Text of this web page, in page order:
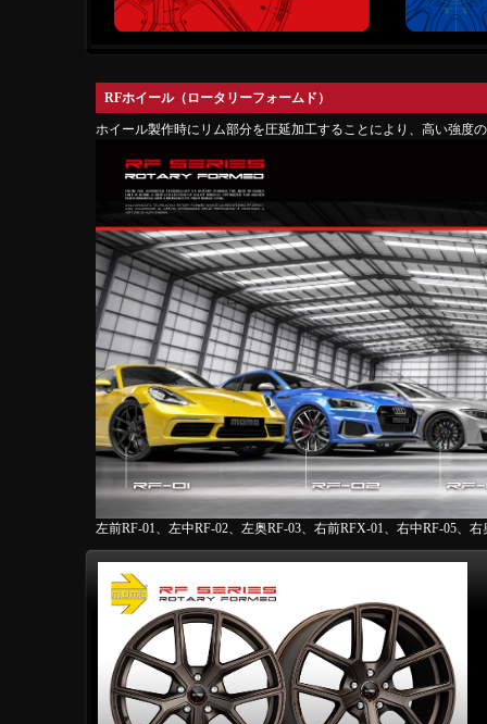
RFホイール（ロータリーフォームド）
ホイール製作時にリム部分を圧延加工することにより、高い強度
左前RF-01、左中RF-02、左奥RF-03、右前RFX-01、右中RF-05、右